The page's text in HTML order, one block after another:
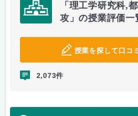
「理工学研究科,
攻」の授業評価一
授業を探して口コ
2,073件